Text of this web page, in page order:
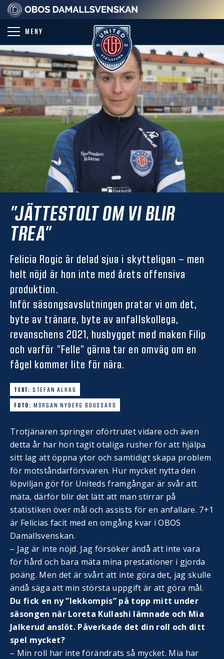
MENY
”JÄTTESTOLT OM VI BLIR
TREA”
Felicia Rogic är delad sjua i skytteligan – men
helt nöjd är hon inte med årets offensiva
produktion.
Inför säsongsavslutningen pratar vi om det,
byte av tränare, byte av anfallskollega,
revanschens 2021, husbygget med maken Filip
och varför ”Felle” gärna tar en omväg om en
fågel kommer lite för nära.
TEXT: STEFAN ALHAG
FOTO: MORGAN NYBERG BOUSSARD
Trotjänaren springer oförtrutet vidare och även
detta år har hon tagit otaliga rusher för att hjälpa
sitt lag att öppna ytor och samtidigt skapa problem
för motståndarförsvaren. Hur mycket nytta den
löpviljan gör för Uniteds framgångar är svår att
mäta, därför blir det lätt att man stirrar på
statistiken över mål och assists för en anfallare. 7+1
är Felicias facit med en omgång kvar i OBOS
Damallsvenskan.
– Jag är inte nöjd. Jag försöker ändå att inte vara
för hård och bara mäta mina prestationer i gjorda
poäng. Men det är svårt att inte göra det, jag skulle
ändå säga att min största uppgift är att göra mål.
Du fick en ny ”lekkompis” på topp mitt under
säsongen när Loreta Kullashi lämnade och Mia
Jalkerud anslöt. Påverkade det din roll och ditt
spel mycket?
– Min roll har inte förändrats så mycket. Mia har